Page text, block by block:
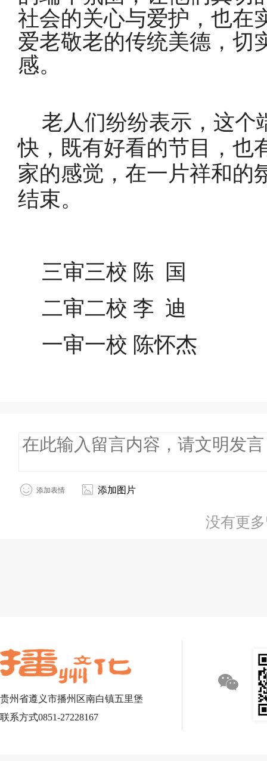
社会的关心与爱护，也在
爱老敬老的传统美德，切
感。
老人们纷纷表示，这个
快，既有好看的节目，也
家的感觉，在一片祥和的
结束。
三审三校 陈 国
二审二校 李 迪
一审一校 陈怀杰
添加表情 添加图片
没有更
贵州省遵义市播州区南白镇五里堡
联系方式0851-27228167